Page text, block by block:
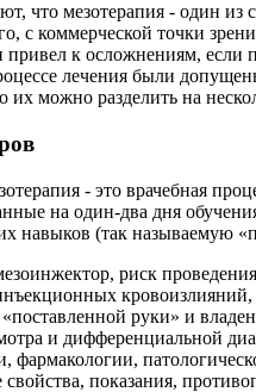
что мезотерапия - один из
с коммерческой точки
привел к осложнениям,
лечения были
можно разделить на
- это врачебная
на один-два дня
навыков (так называемую
риск
руки» и
и дифференциальной
фармакологии,
показания,